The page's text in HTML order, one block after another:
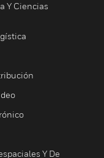
Y Ciencias
Y De